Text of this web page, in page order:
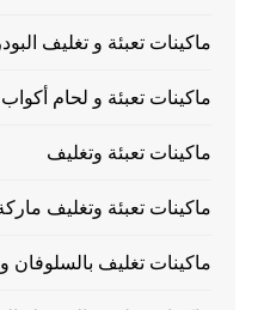
ماكينات تعبئة و تغليف
ماكينات تعبئة و لحام أكواب
ماكينات تعبئة وتغليف
ماكينات تعبئة وتغليف
ماكينات تغليف بالسلوفان